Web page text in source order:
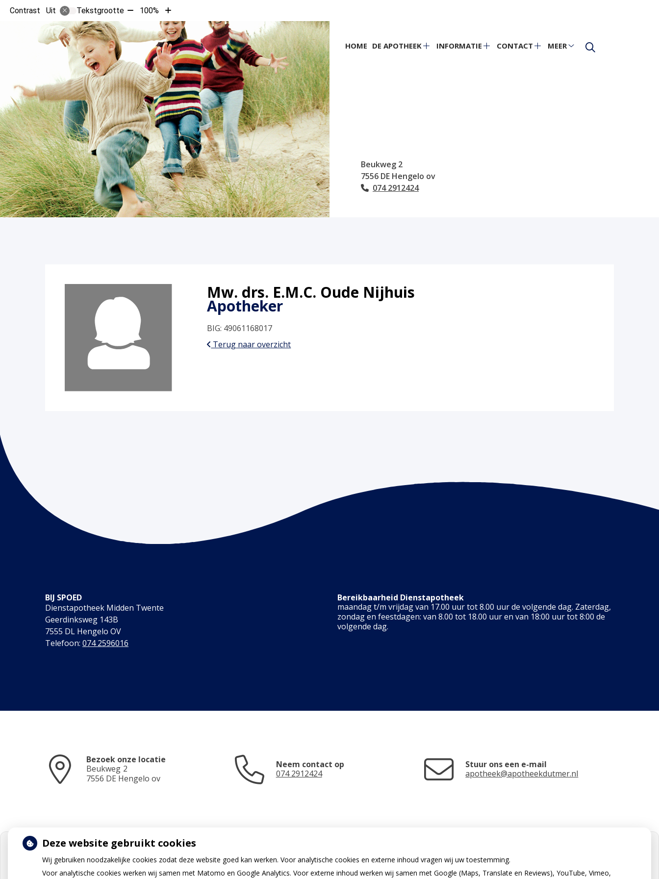
Contrast Uit Tekstgrootte Tekst
verkleinen
met
10%
100%
Tekst
vergroten
met
10%
Hoofdmenu
HOME DE APOTHEEK INFORMATIE CONTACT MEER
Beukweg 2
7556 DE Hengelo ov
Tel:
074 2912424
Mw. drs. E.M.C. Oude Nijhuis
Apotheker
BIG: 49061168017
Terug naar overzicht
BIJ SPOED
Dienstapotheek Midden Twente
Geerdinksweg 143B
7555 DL Hengelo OV
Telefoon: 074 2596016
Bereikbaarheid Dienstapotheek
maandag t/m vrijdag van 17.00 uur tot 8.00 uur de volgende dag. Zaterdag,
zondag en feestdagen: van 8.00 tot 18.00 uur en van 18:00 uur tot 8:00 de
volgende dag.
Bezoek onze locatie
Beukweg 2
7556 DE Hengelo ov
Neem contact op
074 2912424
Stuur ons een e-mail
apotheek@apotheekdutmer.nl
U heeft geen toestemming gegeven
Deze website gebruikt cookies
Wij gebruiken noodzakelijke cookies zodat deze website goed kan werken. Voor analytische cookies en externe inhoud vragen wij uw toestemming.
Voor analytische cookies werken wij samen met Matomo en Google Analytics. Voor externe inhoud werken wij samen met Google (Maps, Translate en Reviews), YouTube, Vimeo,